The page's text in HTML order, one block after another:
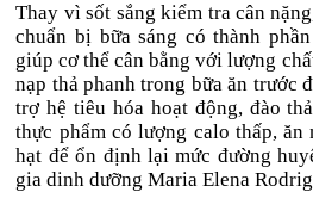
Thay vì sốt sắng kiểm tra cân
chuẩn bị bữa sáng có thành
giúp cơ thể cân bằng với lượng
nạp thả phanh trong bữa ăn trước
trợ hệ tiêu hóa hoạt động, đào
thực phẩm có lượng calo thấp,
hạt để ổn định lại mức đường
gia dinh dưỡng Maria Elena